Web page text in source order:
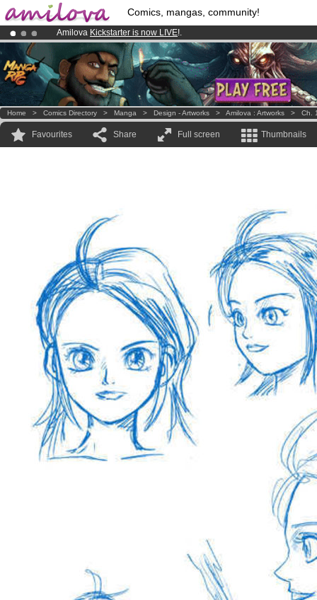
Comics, mangas, community!
Amilova Kickstarter is now LIVE!.
Already 100000membersand 1000comics & mangas!.
Premium membership from3.95 euros per month !Get membership
Home > Comics Directory > Manga > Design - Artworks > Amilova : Artworks > Ch.
Favourites Share Full screen Thumbnails